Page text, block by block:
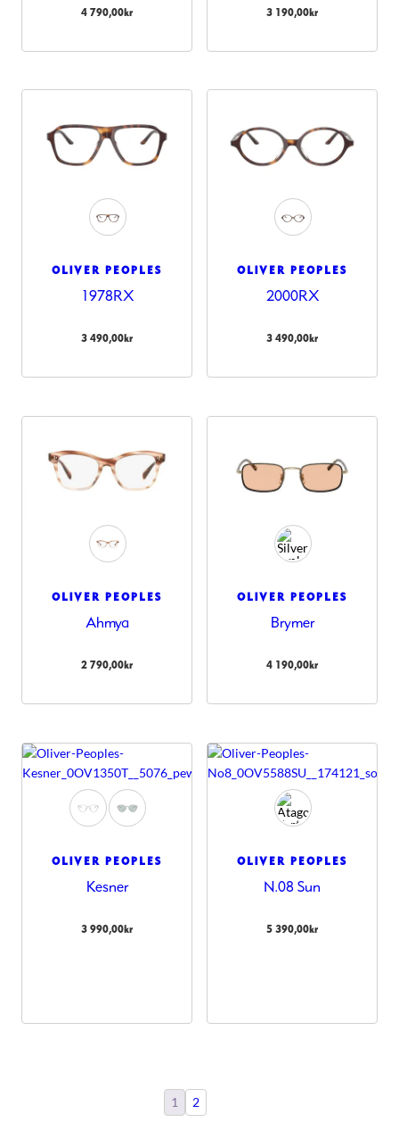
4 790,00kr 3 190,00kr
OLIVER PEOPLES
1978RX
3 490,00kr
OLIVER PEOPLES
2000RX
3 490,00kr
OLIVER PEOPLES
Ahmya
2 790,00kr
OLIVER PEOPLES
Brymer
4 190,00kr
OLIVER PEOPLES
Kesner
3 990,00kr
OLIVER PEOPLES
N.08 Sun
5 390,00kr
1 2